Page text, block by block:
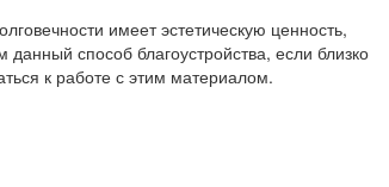
имеет эстетическую ценность,
способ благоустройства, если близко
к работе с этим материалом.